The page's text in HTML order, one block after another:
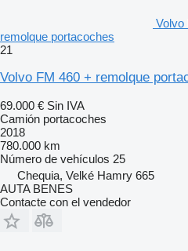
Volvo
remolque portacoches
21
Volvo FM 460 + remolque
69.000 € Sin IVA
Camión portacoches
2018
780.000 km
Número de vehículos 25
Chequia, Velké Hamry 665
AUTA BENES
Contacte con el vendedor